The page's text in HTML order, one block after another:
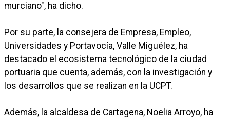
murciano", ha dicho.
Por su parte, la consejera de Empresa, Empleo,
Universidades y Portavocía, Valle Miguélez, ha
destacado el ecosistema tecnológico de la ciudad
portuaria que cuenta, además, con la investigación y
los desarrollos que se realizan en la UCPT.
Además, la alcaldesa de Cartagena, Noelia Arroyo, ha